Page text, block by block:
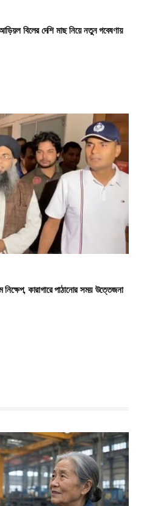
বিলের দেশি মাছ নিয়ে নতুন গবেষণায়
কারাগারে পাঠানোর সময় উত্তেজনা